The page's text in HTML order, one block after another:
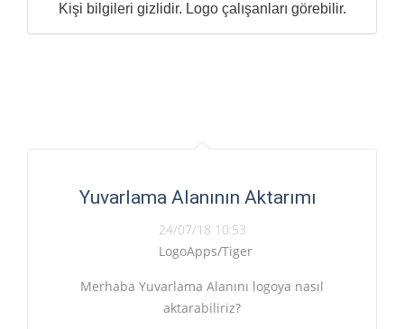
Kişi bilgileri gizlidir. Logo çalışanları görebilir.
Yuvarlama Alanının Aktarımı
24/07/18 10:53
LogoApps/Tiger
Merhaba Yuvarlama Alanını logoya nasıl
aktarabiliriz?